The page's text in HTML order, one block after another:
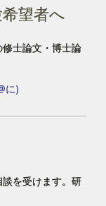
望者へ
士論文・博士論
に)
を受けます。研